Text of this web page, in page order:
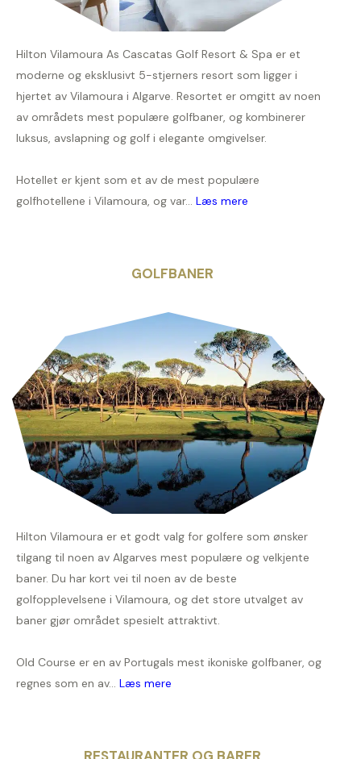
Hilton Vilamoura As Cascatas Golf Resort & Spa er et
moderne og eksklusivt 5-stjerners resort som ligger i
hjertet av Vilamoura i Algarve. Resortet er omgitt av noen
av områdets mest populære golfbaner, og kombinerer
luksus, avslapning og golf i elegante omgivelser.
Hotellet er kjent som et av de mest populære
golfhotellene i Vilamoura, og var... Læs mere
GOLFBANER
Hilton Vilamoura er et godt valg for golfere som ønsker
tilgang til noen av Algarves mest populære og velkjente
baner. Du har kort vei til noen av de beste
golfopplevelsene i Vilamoura, og det store utvalget av
baner gjør området spesielt attraktivt.
Old Course er en av Portugals mest ikoniske golfbaner, og
regnes som en av... Læs mere